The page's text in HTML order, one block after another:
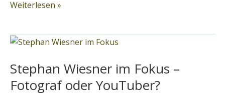
Weiterlesen »
Stephan Wiesner im Fokus –
Fotograf oder YouTuber?
Stephan
im
Fokus
–